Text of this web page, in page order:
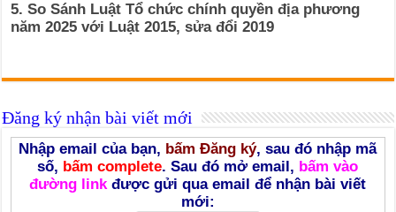
5. So Sánh Luật Tổ chức chính quyền địa phương
năm 2025 với Luật 2015, sửa đổi 2019
Đăng ký nhận bài viết mới
Nhập email của bạn, bấm Đăng ký, sau đó nhập mã
số, bấm complete. Sau đó mở email, bấm vào
đường linkđược gửi qua email để nhận bài viết
mới: